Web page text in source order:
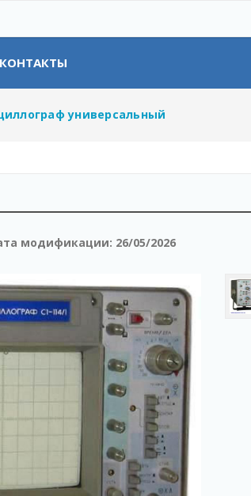
КОНТАКТЫ
универсальный
модификации: 26/05/2026